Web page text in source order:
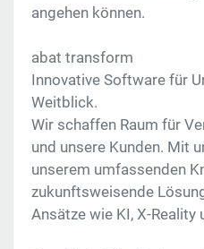
angehen können.
abat transform
Innovative Software für
Weitblick.
Wir schaffen Raum für
und unsere Kunden. Mit
unserem umfassenden
zukunftsweisende
Ansätze wie KI, X-Reality